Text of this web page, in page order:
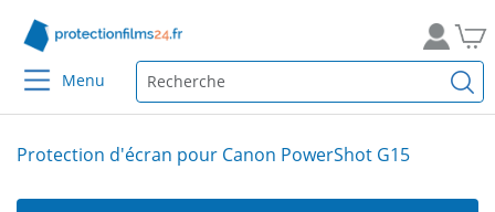
Menu
Protection d'écran pour Canon PowerShot G15